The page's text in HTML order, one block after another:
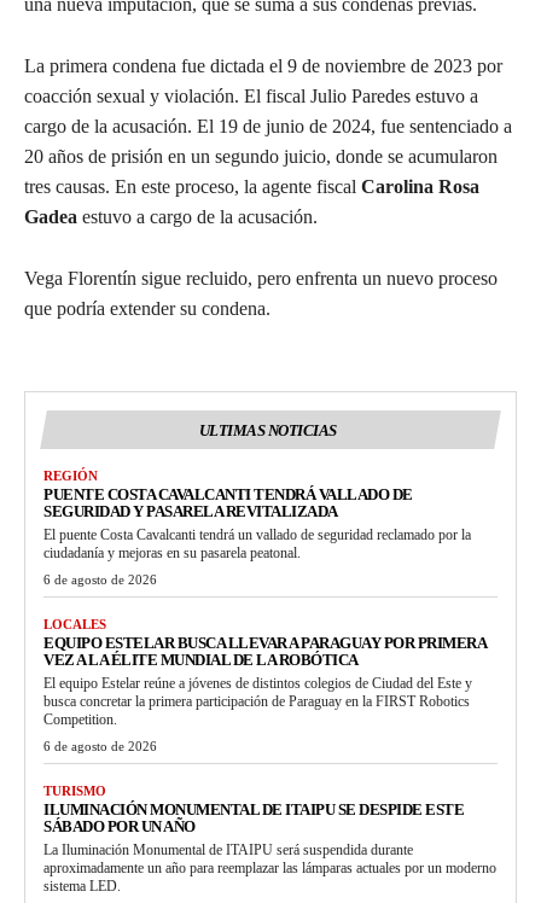
La primera condena fue dictada el 9 de noviembre de 2023 por
coacción sexual y violación. El fiscal Julio Paredes estuvo a
cargo de la acusación. El 19 de junio de 2024, fue sentenciado a
20 años de prisión en un segundo juicio, donde se acumularon
tres causas. En este proceso, la agente fiscal Carolina Rosa
Gadea estuvo a cargo de la acusación.
Vega Florentín sigue recluido, pero enfrenta un nuevo proceso
que podría extender su condena.
ULTIMAS NOTICIAS
REGIÓN
PUENTE COSTA CAVALCANTI TENDRÁ VALLADO DE
SEGURIDAD Y PASARELA REVITALIZADA
El puente Costa Cavalcanti tendrá un vallado de seguridad reclamado por la
ciudadanía y mejoras en su pasarela peatonal.
6 de agosto de 2026
LOCALES
EQUIPO ESTELAR BUSCA LLEVAR A PARAGUAY POR PRIMERA
VEZ A LA ÉLITE MUNDIAL DE LA ROBÓTICA
El equipo Estelar reúne a jóvenes de distintos colegios de Ciudad del Este y
busca concretar la primera participación de Paraguay en la FIRST Robotics
Competition.
6 de agosto de 2026
TURISMO
ILUMINACIÓN MONUMENTAL DE ITAIPU SE DESPIDE ESTE
SÁBADO POR UN AÑO
La Iluminación Monumental de ITAIPU será suspendida durante
aproximadamente un año para reemplazar las lámparas actuales por un moderno
sistema LED.